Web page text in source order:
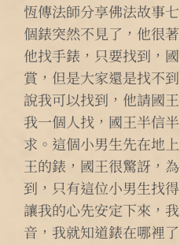
恆傳法師分享佛法故事
個錶突然不見了，他很
他找手錶，只要找到，
賞，但是大家還是找不
說我可以找到，他請國
我一個人找，國王半信
求。這個小男生先在地
王的錶，國王很驚訝，
到，只有這位小男生找
讓我的心先安定下來，
音，我就知道錶在哪裡